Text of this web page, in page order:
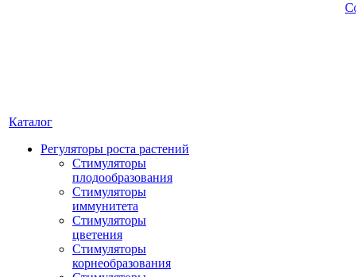
Каталог
Регуляторы роста растений
Стимуляторы
плодообразования
Стимуляторы
иммунитета
Стимуляторы
цветения
Стимуляторы
корнеобразования